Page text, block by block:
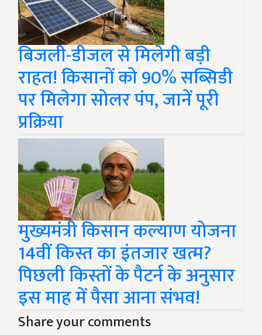
बिजली-डीजल से मिलेगी बड़ी
राहत! किसानों को 90% सब्सिडी
पर मिलेगा सोलर पंप, जानें पूरी
प्रक्रिया
मुख्यमंत्री किसान कल्याण योजना
14वीं किस्त का इंतजार खत्म?
पिछली किस्तों के पैटर्न के अनुसार
इस माह में पैसा आना संभव!
Share your comments